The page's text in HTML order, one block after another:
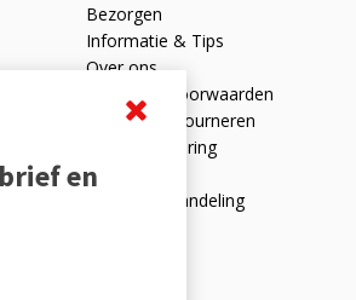
Bezorgen
Informatie & Tips
Over ons
Algemene voorwaarden
Ruilen en retourneren
Privacyverklaring
Reviewpolicy
Klachtenafhandeling
en